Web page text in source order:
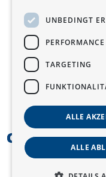
UNBEDINGT
PERFORMANCE
TARGETING
ALLE
ALLE